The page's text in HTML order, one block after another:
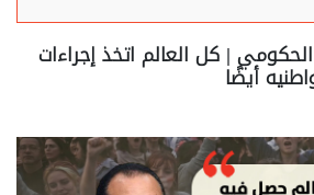
| كل العالم اتخذ إجراءات
أيضًا